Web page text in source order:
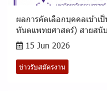
ผลการคัดเลือกบุคคลเข้า
ทันตแพทยศาสตร์) สายสนั
15 Jun 2026
ข่าวรับสมัครงาน